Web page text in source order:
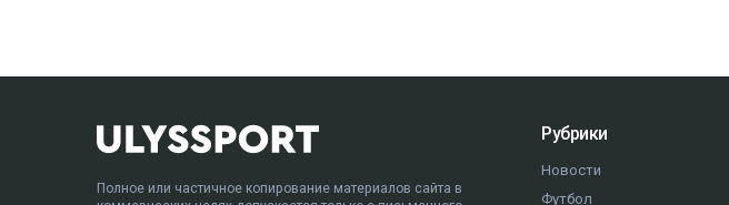
Полное или частичное копирование материалов сайта в
Рубрики
Новости
Футбол